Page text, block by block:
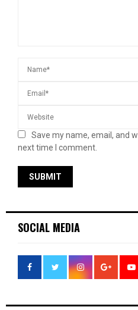
Save my name, email, and
next time I comment.
SOCIAL MEDIA